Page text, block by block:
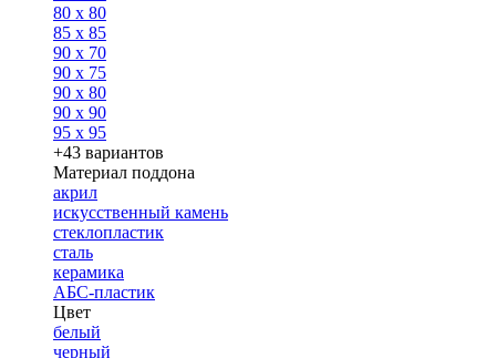
80 x 80
85 x 85
90 x 70
90 x 75
90 x 80
90 x 90
95 x 95
+43 вариантов
Материал поддона
акрил
искусственный камень
стеклопластик
сталь
керамика
АБС-пластик
Цвет
белый
черный